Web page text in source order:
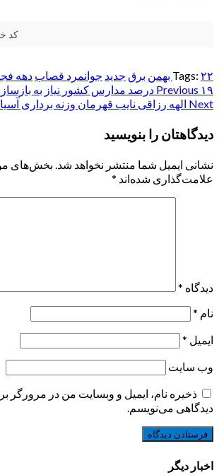
کد خبر :
Tags: ۲۲ بهمن برق جدید جوانمرد قصاب دهه
Post
navigation
Previous ۱۹ درصد مدارس کشور نیاز به بازسازی دارند
Next الهه رزاقی نایب قهرمان وزنه برداری
دیدگاهتان را بنویسید
نشانی ایمیل شما منتشر نخواهد شد. بخش‌های
علامت‌گذاری شده‌اند *
دیدگاه *
نام *
ایمیل *
وب‌ سایت
ذخیره نام، ایمیل و وبسایت من در مرورگر
دیدگاهی می‌نویسم.
اخبار دیگر